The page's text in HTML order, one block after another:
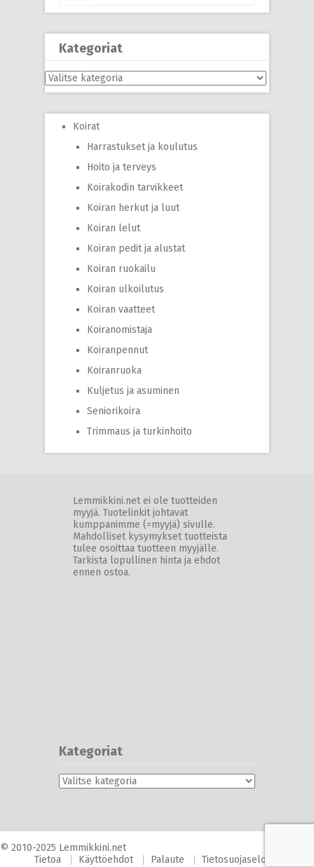
Kategoriat
Kategoriat
Koirat
Harrastukset ja koulutus
Hoito ja terveys
Koirakodin tarvikkeet
Koiran herkut ja luut
Koiran lelut
Koiran pedit ja alustat
Koiran ruokailu
Koiran ulkoilutus
Koiran vaatteet
Koiranomistaja
Koiranpennut
Koiranruoka
Kuljetus ja asuminen
Seniorikoira
Trimmaus ja turkinhoito
Lemmikkini.net ei ole tuotteiden
myyjä. Tuotelinkit johtavat
kumppanimme (=myyjä) sivulle.
Mahdolliset kysymykset tuotteista
tulee osoittaa tuotteen myyjälle.
Tarkista lopullinen hinta ja ehdot
ennen ostoa.
Kategoriat
Kategoriat
© 2010-2025 Lemmikkini.net
Tietoa
Käyttöehdot Palaute Tietosuojaseloste